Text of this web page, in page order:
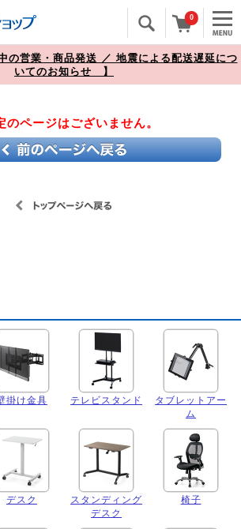
0
の営業・商品発送 ／ 地震による配送遅延につ
いてのお知らせ 】
のページはございません。
掛け金具 テレビスタンド
タブレットアー
ム
デスク
スタンディング
デスク
椅子